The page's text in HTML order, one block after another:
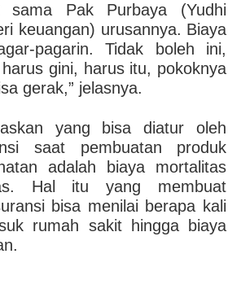
Pak Purbaya (Yudhi
keuangan) urusannya. Biaya
pagarin. Tidak boleh ini,
gini, harus itu, pokoknya
gerak,” jelasnya.
yang bisa diatur oleh
saat pembuatan produk
adalah biaya mortalitas
Hal itu yang membuat
bisa menilai berapa kali
rumah sakit hingga biaya